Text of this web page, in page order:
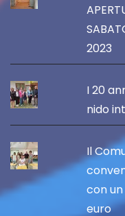
2023
I 20
nido
Il
con
euro